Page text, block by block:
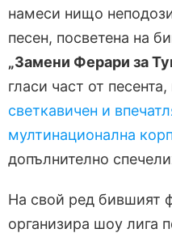
намеси нищо
песен, посветена на
„Замени Ферари за
гласи част от
светкавичен и
мултинационална
допълнително
На свой ред бившият
организира шоу лига